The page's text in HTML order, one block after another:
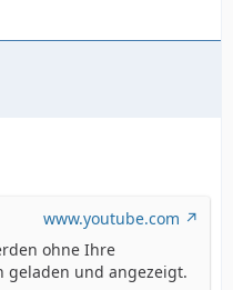
www.youtube.com
ohne Ihre
geladen und angezeigt.